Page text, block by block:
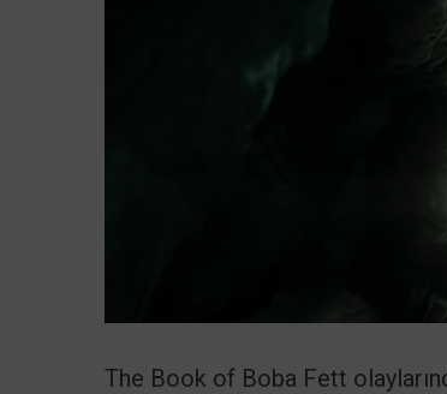
The Book of Boba Fett